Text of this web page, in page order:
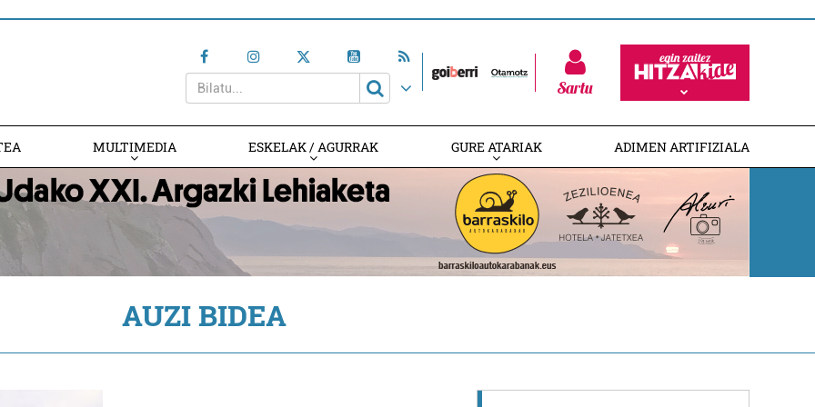
Sartu
MULTIMEDIA ESKELAK / AGURRAK GURE ATARIAK ADIMEN ARTIFIZIALA
AUZI BIDEA